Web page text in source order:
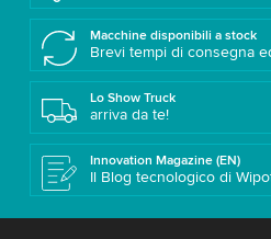
Macchine disponibili a stock
Brevi tempi di consegna
Lo Show Truck
arriva da te!
Innovation Magazine (EN)
Il Blog tecnologico di